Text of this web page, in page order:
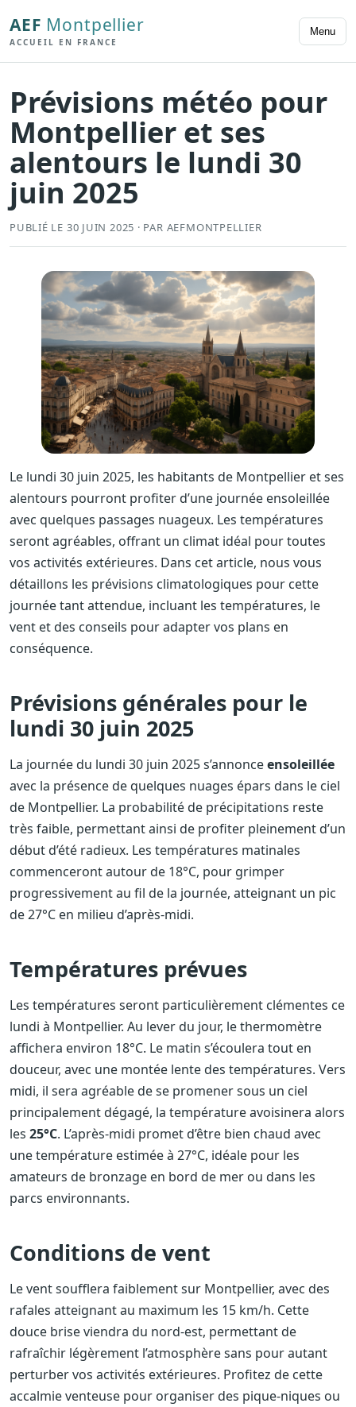
AEF Montpellier
ACCUEIL EN FRANCE
Menu
Prévisions météo pour
Montpellier et ses
alentours le lundi 30
juin 2025
PUBLIÉ LE 30 JUIN 2025 · PAR AEFMONTPELLIER
Le lundi 30 juin 2025, les habitants de Montpellier et ses
alentours pourront profiter d’une journée ensoleillée
avec quelques passages nuageux. Les températures
seront agréables, offrant un climat idéal pour toutes
vos activités extérieures. Dans cet article, nous vous
détaillons les prévisions climatologiques pour cette
journée tant attendue, incluant les températures, le
vent et des conseils pour adapter vos plans en
conséquence.
Prévisions générales pour le
lundi 30 juin 2025
La journée du lundi 30 juin 2025 s’annonceensoleillée
avec la présence de quelques nuages épars dans le ciel
de Montpellier. La probabilité de précipitations reste
très faible, permettant ainsi de profiter pleinement d’un
début d’été radieux. Les températures matinales
commenceront autour de 18°C, pour grimper
progressivement au fil de la journée, atteignant un pic
de 27°C en milieu d’après-midi.
Températures prévues
Les températures seront particulièrement clémentes ce
lundi à Montpellier. Au lever du jour, le thermomètre
affichera environ 18°C. Le matin s’écoulera tout en
douceur, avec une montée lente des températures. Vers
midi, il sera agréable de se promener sous un ciel
principalement dégagé, la température avoisinera alors
les 25°C. L’après-midi promet d’être bien chaud avec
une température estimée à 27°C, idéale pour les
amateurs de bronzage en bord de mer ou dans les
parcs environnants.
Conditions de vent
Le vent soufflera faiblement sur Montpellier, avec des
rafales atteignant au maximum les 15 km/h. Cette
douce brise viendra du nord-est, permettant de
rafraîchir légèrement l’atmosphère sans pour autant
perturber vos activités extérieures. Profitez de cette
accalmie venteuse pour organiser des pique-niques ou